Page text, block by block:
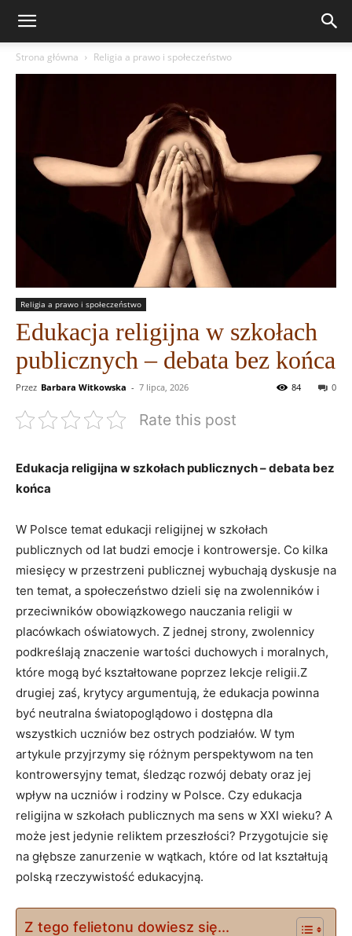
Strona główna Religia a prawo i społeczeństwo
Religia a prawo i społeczeństwo
Edukacja religijna w szkołach
publicznych – debata bez końca
Przez Barbara Witkowska - 7 lipca, 2026 0
84
Rate this post
Edukacja religijna w szkołach publicznych – debata bez
końca
W Polsce temat edukacji religijnej w szkołach
publicznych od lat budzi emocje i kontrowersje. Co kilka
miesięcy w przestrzeni publicznej wybuchają dyskusje na
ten temat, a społeczeństwo dzieli się na zwolenników i
przeciwników obowiązkowego nauczania religii w
placówkach oświatowych. Z jednej strony, zwolennicy
podkreślają znaczenie wartości duchowych i moralnych,
które mogą być kształtowane poprzez lekcje religii.Z
drugiej zaś, krytycy argumentują, że edukacja powinna
być neutralna światopoglądowo i dostępna dla
wszystkich uczniów bez ostrych podziałów. W tym
artykule przyjrzymy się różnym perspektywom na ten
kontrowersyjny temat, śledząc rozwój debaty oraz jej
wpływ na uczniów i rodziny w Polsce. Czy edukacja
religijna w szkołach publicznych ma sens w XXI wieku? A
może jest jedynie reliktem przeszłości? Przygotujcie się
na głębsze zanurzenie w wątkach, które od lat kształtują
polską rzeczywistość edukacyjną.
Z tego felietonu dowiesz się...